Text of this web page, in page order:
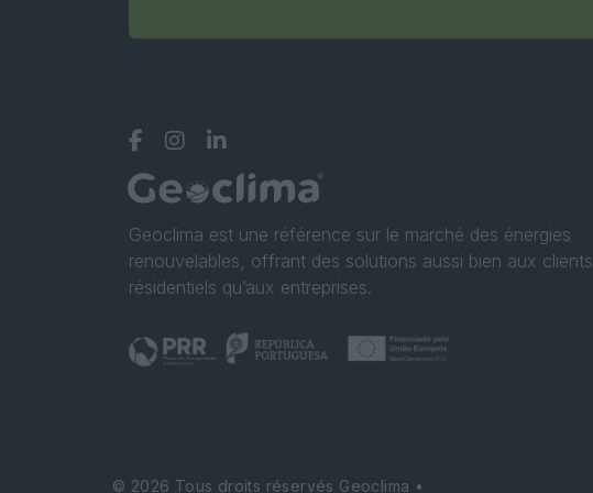
Geoclima est une référence sur le marché des énergies
renouvelables, offrant des solutions aussi bien aux clients
résidentiels qu’aux entreprises.
© 2026 Tous droits réservés Geoclima •